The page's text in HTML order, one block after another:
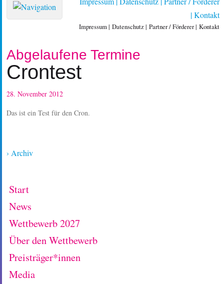
Kontakt
Impressum Datenschutz Partner / Förderer Kontakt
Abgelaufene Termine
Crontest
28. November 2012
Das ist ein Test für den Cron.
› Archiv
Start
News
Wettbewerb 2027
Über den Wettbewerb
Preisträger*innen
Media